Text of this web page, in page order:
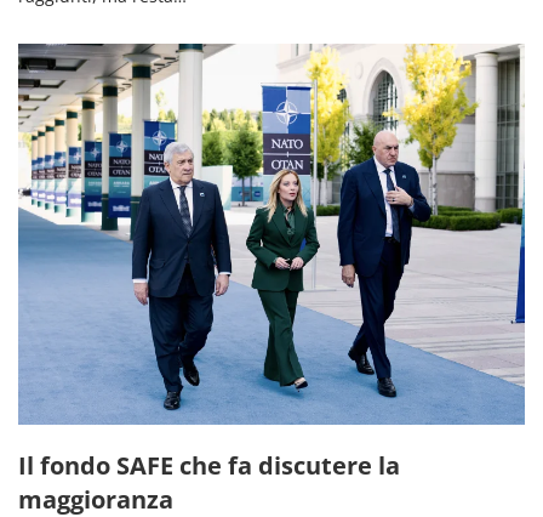
Il fondo SAFE che fa discutere la
maggioranza